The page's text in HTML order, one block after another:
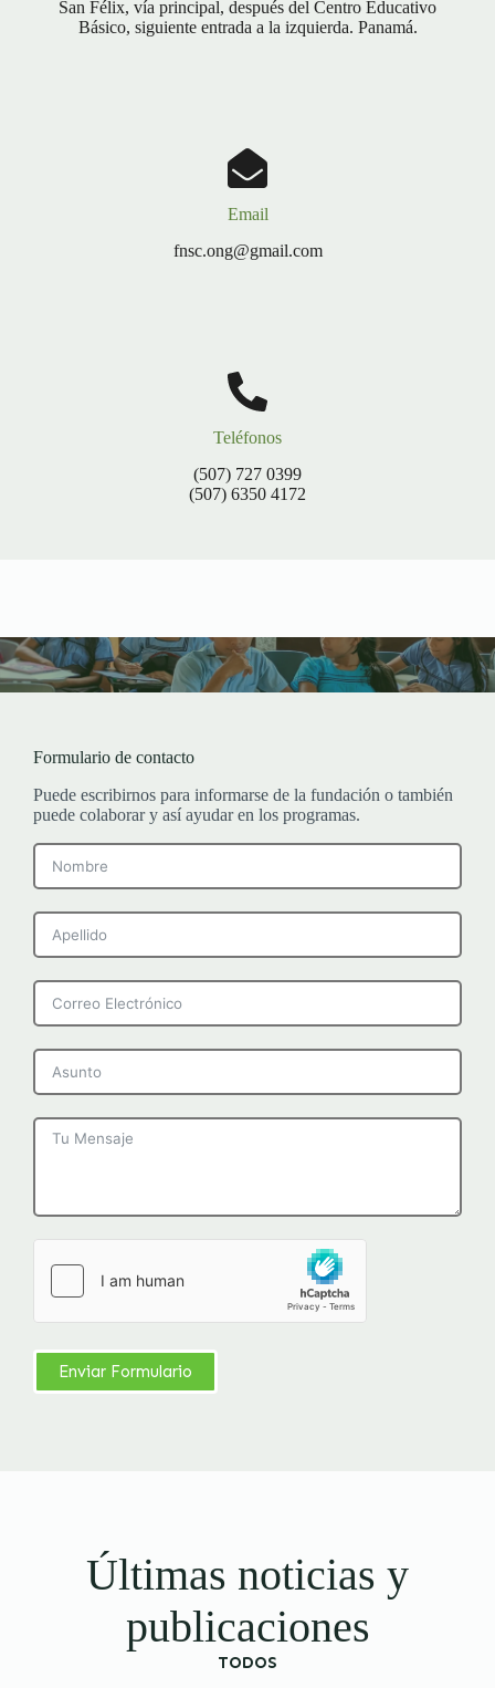
San Félix, vía principal, después del Centro Educativo
Básico, siguiente entrada a la izquierda. Panamá.
Email
fnsc.ong@gmail.com
Teléfonos
(507) 727 0399
(507) 6350 4172
Formulario de contacto
Puede escribirnos para informarse de la fundación o también
puede colaborar y así ayudar en los programas.
Enviar Formulario
Últimas noticias y
publicaciones
TODOS